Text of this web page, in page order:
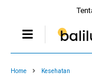
Home Kesehatan